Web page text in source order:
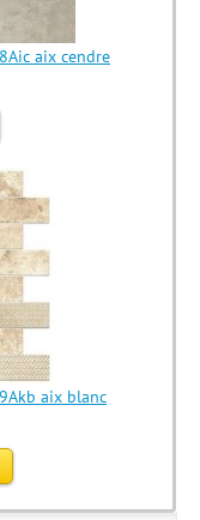
aix cendre
aix blanc